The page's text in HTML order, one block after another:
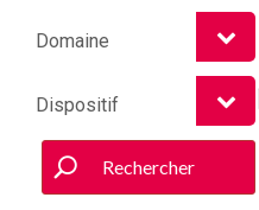
Rechercher